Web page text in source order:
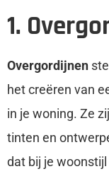
1.
Overgordijnen
het creëren van
in je woning. Ze
tinten en
dat bij je